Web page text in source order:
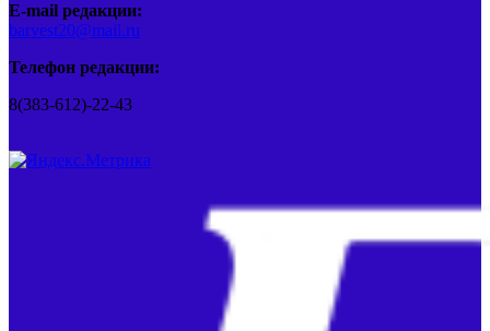
E-mail редакции:
barvest20@mail.ru
Телефон редакции:
8(383-612)-22-43